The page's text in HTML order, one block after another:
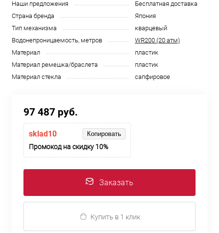
Наши предложения
Бесплатная доставка
Страна бренда
Япония
Тип механизма
кварцевый
Водонепроницаемость, метров
WR200 (20 атм)
Материал
пластик
Материал ремешка/браслета
пластик
Материал стекла
сапфировое
97 487 руб.
sklad10 Копировать
Промокод на скидку 10%
Заказать
Купить в 1 клик